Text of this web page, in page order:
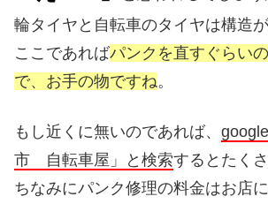
輪タイヤと自転車のタイヤは構造
ここであればパンクを直すぐらい
で、お手の物ですね。
もし近くに無いのであれば、
市 自転車屋」と検索するとたく
ちなみにパンク修理の料金はお店